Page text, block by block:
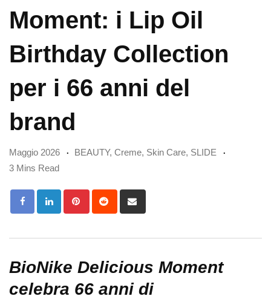
Moment: i Lip Oil
Birthday Collection
per i 66 anni del
brand
Maggio 2026 BEAUTY, Creme, Skin Care, SLIDE
3 Mins Read
PinterestReddit
via
BioNike Delicious Moment
celebra 66 anni di